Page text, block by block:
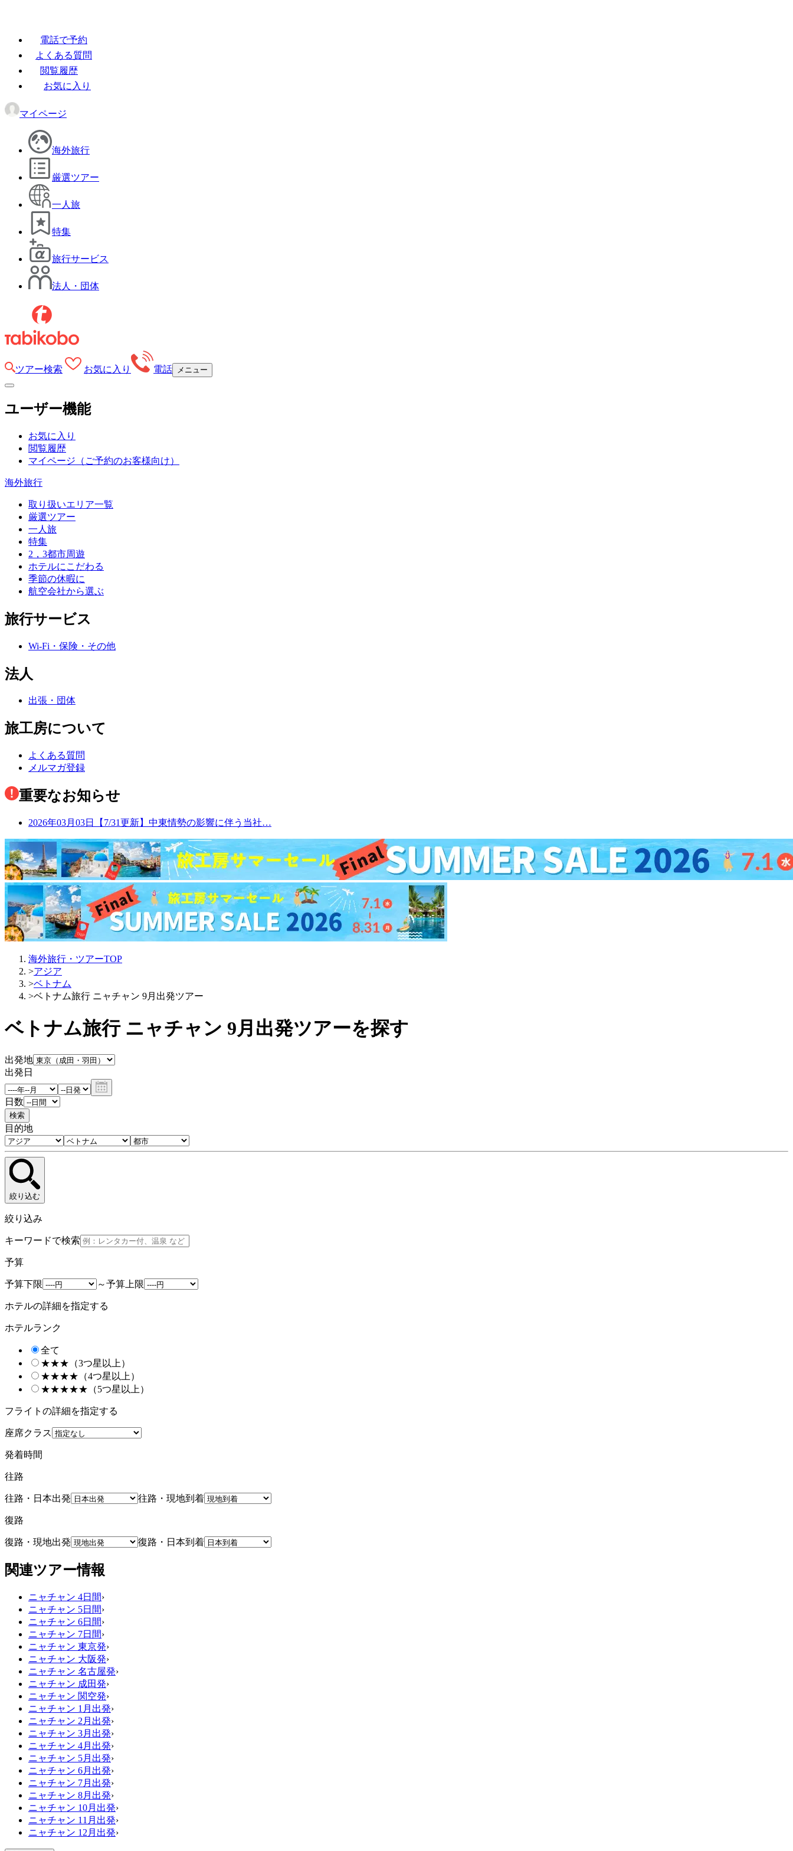
電話で予約
よくある質問
閲覧履歴
お気に入り
マイページ
海外旅行
厳選ツアー
一人旅
特集
旅行サービス
法人・団体
ツアー検索 お気に入り 電話 メニュー
ユーザー機能
お気に入り
閲覧履歴
マイページ （ご予約のお客様向け）
海外旅行
取り扱いエリア一覧
厳選ツアー
一人旅
特集
2，3都市周遊
ホテルにこだわる
季節の休暇に
航空会社から選ぶ
旅行サービス
Wi-Fi・保険・その他
法人
出張・団体
旅工房について
よくある質問
メルマガ登録
重要なお知らせ
2026年03月03日 【7/31更新】中東情勢の影響に伴う当社…
海外旅行・ツアーTOP
>アジア
>ベトナム
>ベトナム旅行 ニャチャン 9月出発ツアー
ベトナム旅行 ニャチャン 9月出発ツアーを探す
出発地
出発日
日数
検索
目的地
絞り込む
絞り込み
キーワードで検索
予算
予算下限 ～予算上限
ホテルの詳細を指定する
ホテルランク
全て
★★★（3つ星以上）
★★★★（4つ星以上）
★★★★★（5つ星以上）
フライトの詳細を指定する
座席クラス
発着時間
往路
往路・日本出発 往路・現地到着
復路
復路・現地出発 復路・日本到着
関連ツアー情報
ニャチャン 4日間›
ニャチャン 5日間›
ニャチャン 6日間›
ニャチャン 7日間›
ニャチャン 東京発›
ニャチャン 大阪発›
ニャチャン 名古屋発›
ニャチャン 成田発›
ニャチャン 関空発›
ニャチャン 1月出発›
ニャチャン 2月出発›
ニャチャン 3月出発›
ニャチャン 4月出発›
ニャチャン 5月出発›
ニャチャン 6月出発›
ニャチャン 7月出発›
ニャチャン 8月出発›
ニャチャン 10月出発›
ニャチャン 11月出発›
ニャチャン 12月出発›